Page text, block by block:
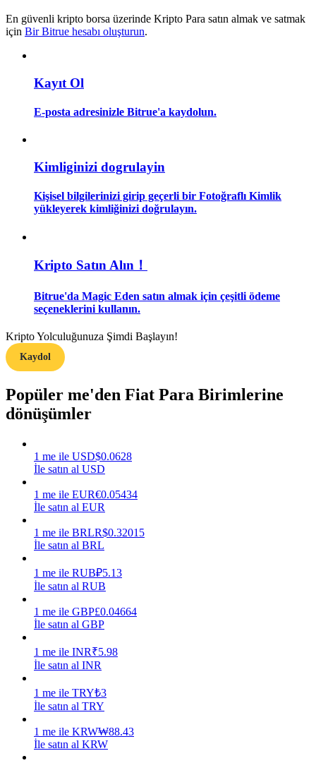
Ticaret bilgileri vb. dahil olmak üzere büyük veri analizi.
Rehber
Nasıl kârlı kalabileceğinizi öğrenin
Kazan
Power Piggy
En güvenli kripto borsa üzerinde Kripto Para satın almak ve satmak
için Bir Bitrue hesabı oluşturun.
Kayıt Ol
E-posta adresinizle Bitrue'a kaydolun.
Kimliginizi dogrulayin
Kişisel bilgilerinizi girip geçerli bir Fotoğraflı Kimlik
yükleyerek kimliğinizi doğrulayın.
Kripto Satın Alın！
Bitrue'da Magic Eden satın almak için çeşitli ödeme
seçeneklerini kullanın.
Kripto Yolculuğunuza Şimdi Başlayın!
Kaydol
Popüler me'den Fiat Para Birimlerine
dönüşümler
1 me ile USD$0.0628
İle satın al USD
1 me ile EUR€0.05434
İle satın al EUR
1 me ile BRLR$0.32015
İle satın al BRL
1 me ile RUB₽5.13
İle satın al RUB
1 me ile GBP£0.04664
İle satın al GBP
1 me ile INR₹5.98
İle satın al INR
1 me ile TRY₺3
İle satın al TRY
1 me ile KRW₩88.43
İle satın al KRW